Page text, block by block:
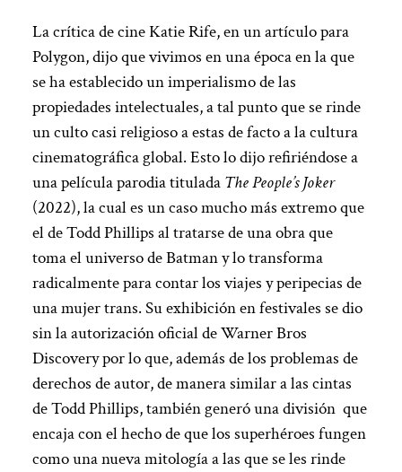
La crítica de cine Katie Rife, en un artículo para
Polygon, dijo que vivimos en una época en la que
se ha establecido un imperialismo de las
propiedades intelectuales, a tal punto que se rinde
un culto casi religioso a estas de facto a la cultura
cinematográfica global. Esto lo dijo refiriéndose a
una película parodia titulada The People’s Joker
(2022), la cual es un caso mucho más extremo que
el de Todd Phillips al tratarse de una obra que
toma el universo de Batman y lo transforma
radicalmente para contar los viajes y peripecias de
una mujer trans. Su exhibición en festivales se dio
sin la autorización oficial de Warner Bros
Discovery por lo que, además de los problemas de
derechos de autor, de manera similar a las cintas
de Todd Phillips, también generó una división que
encaja con el hecho de que los superhéroes fungen
como una nueva mitología a las que se les rinde